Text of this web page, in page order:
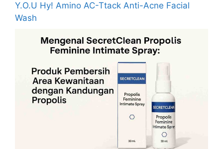
Y.O.U Hy! Amino AC-Ttack Anti-Acne Facial
Wash